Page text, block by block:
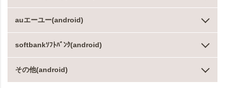
auエーユー(android)
softbankｿﾌﾄﾊﾞﾝｸ(android)
その他(android)